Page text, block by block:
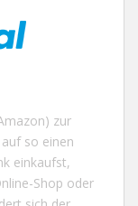
zur
so einen
einkaufst,
Shop oder